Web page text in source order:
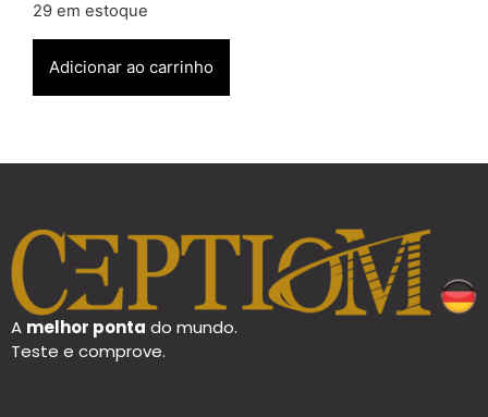
29 em estoque
Adicionar ao carrinho
A melhor ponta do mundo.
Teste e comprove.